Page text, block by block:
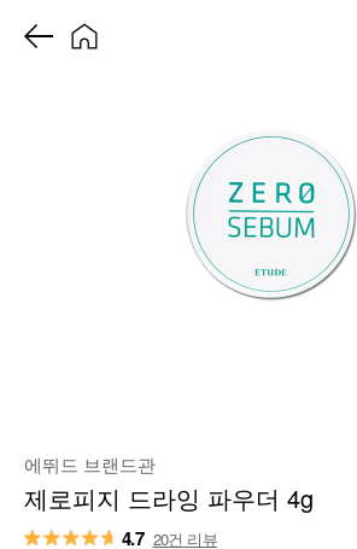
에뛰드 브랜드관
제로피지 드라잉 파우더 4g
4.7 20건 리뷰